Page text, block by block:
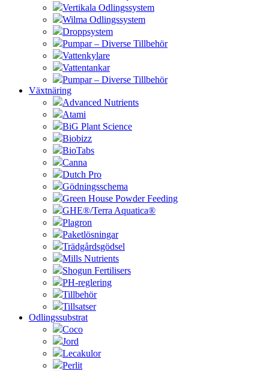
Vertikala Odlingssystem
Wilma Odlingssystem
Droppsystem
Pumpar – Diverse Tillbehör
Vattenkylare
Vattentankar
Pumpar – Diverse Tillbehör
Växtnäring
Advanced Nutrients
Atami
BiG Plant Science
Biobizz
BioTabs
Canna
Dutch Pro
Gödningsschema
Green House Powder Feeding
GHE®/Terra Aquatica®
Plagron
Paketlösningar
Trädgårdsgödsel
Mills Nutrients
Shogun Fertilisers
PH-reglering
Tillbehör
Tillsatser
Odlingssubstrat
Coco
Jord
Lecakulor
Perlit